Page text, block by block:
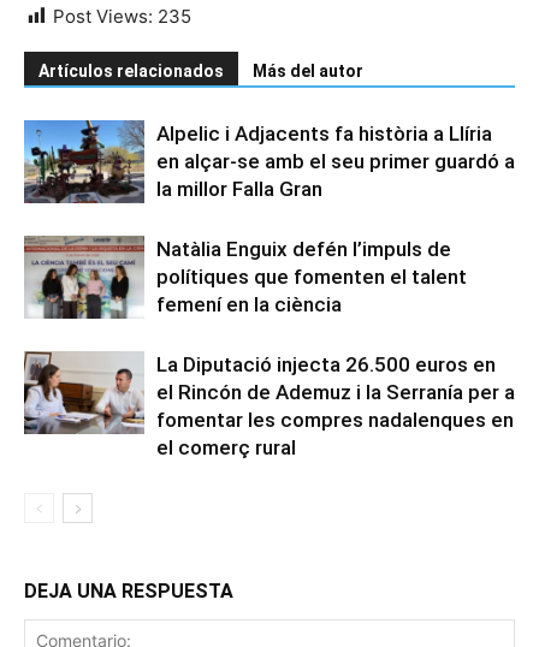
Post Views: 235
Artículos relacionados Más del autor
Alpelic i Adjacents fa història a Llíria
en alçar-se amb el seu primer guardó a
la millor Falla Gran
Natàlia Enguix defén l’impuls de
polítiques que fomenten el talent
femení en la ciència
La Diputació injecta 26.500 euros en
el Rincón de Ademuz i la Serranía per a
fomentar les compres nadalenques en
el comerç rural
DEJA UNA RESPUESTA